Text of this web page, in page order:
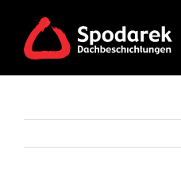
content